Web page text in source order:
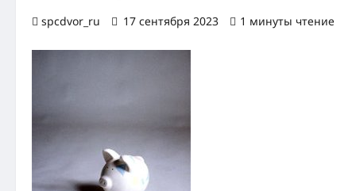
spcdvor_ru 17 сентября 2023 1 минуты чтение